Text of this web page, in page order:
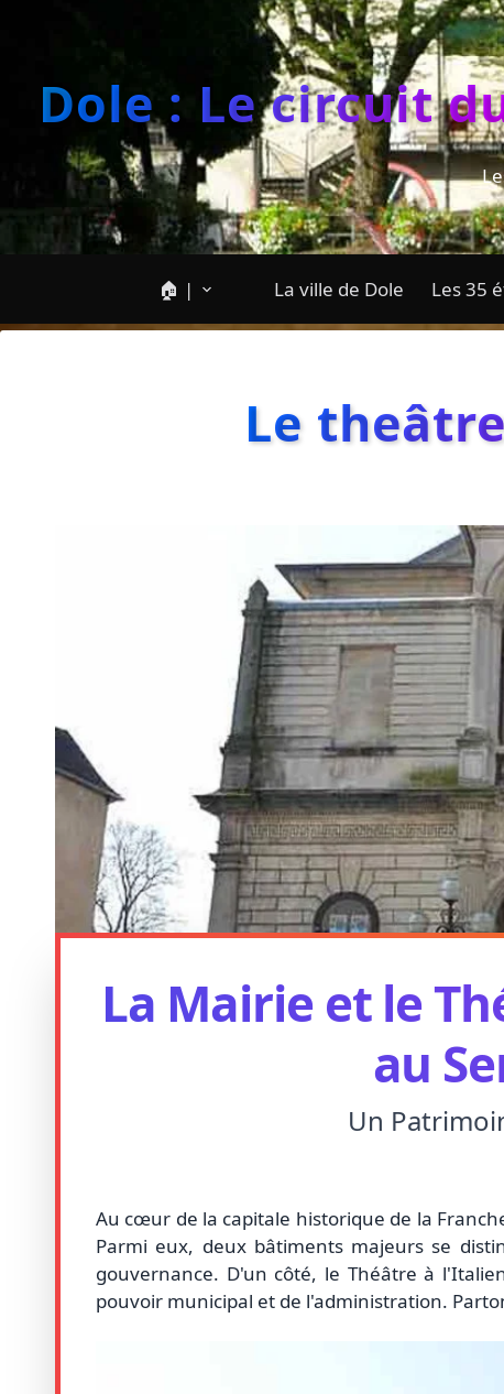
Dole : Le circuit
🏠 | La ville de Dole Les 35
Le
La Mairie et le
au
Un
Au cœur de la capitale historique de la
Parmi eux, deux bâtiments majeurs se
gouvernance. D'un côté, le Théâtre à
pouvoir municipal et de l'administration.